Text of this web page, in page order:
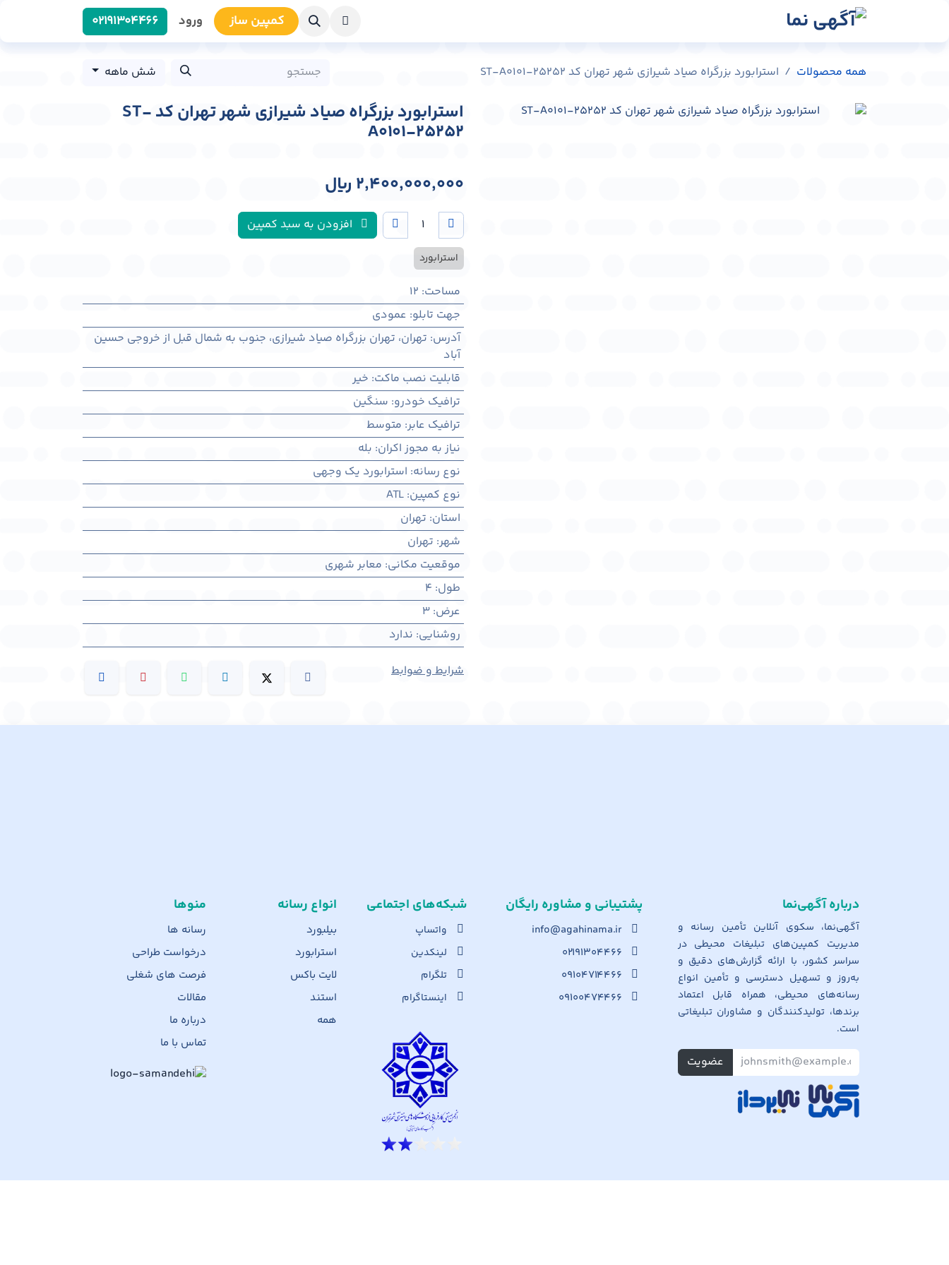
کمپین سا​​ز ورود 0219​1304466
همه محصولات استرابورد بزرگراه صیاد شیرازی شهر تهران کد ST-A0101-25252 شش ماهه
استرابورد بزرگراه صیاد شیرازی شهر تهران کد ST-
A0101-25252
2,400,000,000 ﷼
افزودن به سبد کمپین
استرابورد
مساحت:
12
جهت تابلو: عمودی
آدرس: تهران، تهران بزرگراه صیاد شیرازی، جنوب به شمال قبل از خروجی حسین
آباد
قابلیت نصب ماکت: خیر
ترافیک خودرو: سنگین
ترافیک عابر: متوسط
نیاز به مجوز اکران: بله
نوع رسانه: استرابورد یک وجهی
نوع کمپین:
ATL
استان: تهران
شهر: تهران
موقعیت مکانی: معابر شهری
طول:
4
عرض:
3
روشنایی: ندارد
شرایط و ضوابط
منوها
رسانه ها
درخواست طراحی
فرصت های شغلی
مقالات
درباره ما
تماس با ما
انواع رسانه
بیلبورد
استرابورد
لایت باکس
استند
همه
شبکه‌های اجت​ماعی
واتساپ
لینکدین
تلگرام
اینستاگرام
پشتیبانی و مشاوره رایگان
info@agahinama.ir
۰۲۱۹۱۳۰۴۴۶۶
۰۹۱۰۴۷۱۴۴۶۶
۰۹۱۰۰۴۷۴۴۶۶
درباره آگهی‌نما
آگهی‌نما، سکوی آنلاین تأمین رسانه و
مدیریت کمپین‌های تبلیغات محیطی در
سراسر کشور، با ارائه گزارش‌های دقیق و
به‌روز و تسهیل دسترسی و تأمین انواع
رسانه‌های محیطی، همراه قابل اعتماد
برندها، تولیدکنندگان و مشاوران تبلیغاتی
است.
عضویت